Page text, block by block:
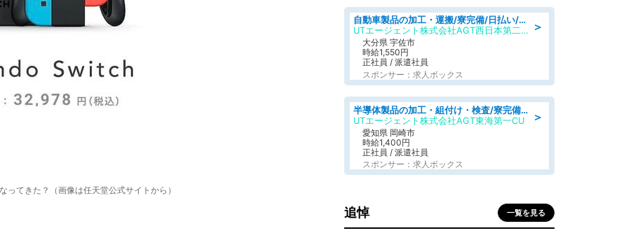
ってきた？（画像は任天堂公式サイトから）
＞
自動車製品の加工・運搬/寮完備/日払い/工場・製造
UTエージェント株式会社AGT西日本第二CU
大分県 宇佐市
時給1,550円
正社員 / 派遣社員
スポンサー：求人ボックス
＞
半導体製品の加工・組付け・検査/寮完備/日勤/日払い/工場・製造
UTエージェント株式会社AGT東海第一CU
愛知県 岡崎市
時給1,400円
正社員 / 派遣社員
スポンサー：求人ボックス
追悼 一覧を見る